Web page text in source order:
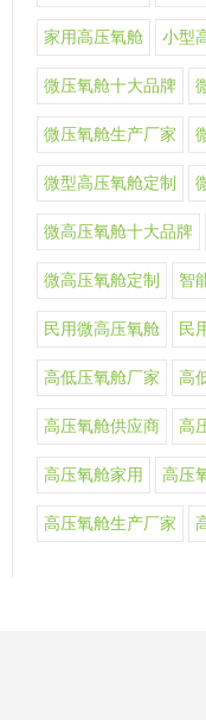
家用高压氧舱 小型
微压氧舱十大品牌
微压氧舱生产厂家
微型高压氧舱定制
微高压氧舱十大品牌
微高压氧舱定制 智
民用微高压氧舱 民
高低压氧舱厂家 高
高压氧舱供应商 高
高压氧舱家用 高压
高压氧舱生产厂家